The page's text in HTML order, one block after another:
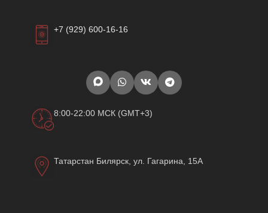
+7 (929) 600-16-16
8:00-22:00 МСК (GMT+3)
Татарстан Билярск, ул. Гагарина, 15А